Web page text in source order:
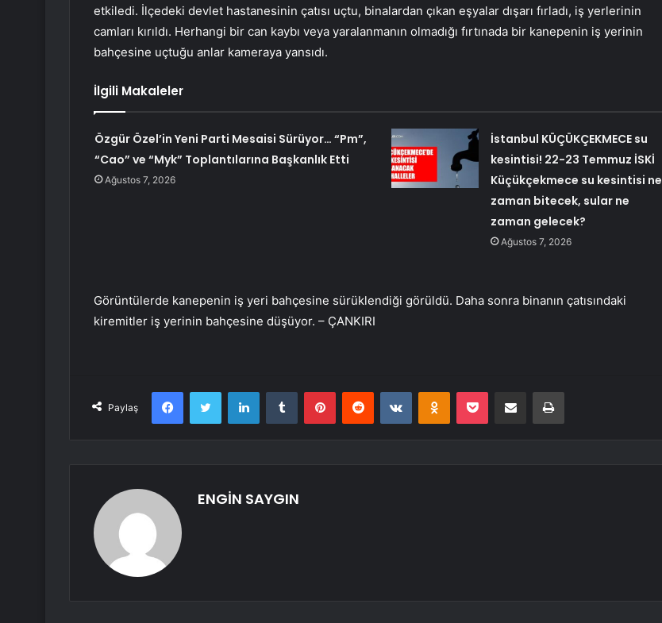
etkiledi. İlçedeki devlet hastanesinin çatısı uçtu, binalardan çıkan eşyalar dışarı fırladı, iş yerlerinin
camları kırıldı. Herhangi bir can kaybı veya yaralanmanın olmadığı fırtınada bir kanepenin iş yerinin
bahçesine uçtuğu anlar kameraya yansıdı.
İlgili Makaleler
Özgür Özel’in Yeni Parti Mesaisi Sürüyor… “Pm”,
“Cao” ve “Myk” Toplantılarına Başkanlık Etti
Ağustos 7, 2026
İstanbul KÜÇÜKÇEKMECE su
kesintisi! 22-23 Temmuz İSKİ
Küçükçekmece su kesintisi ne
zaman bitecek, sular ne
zaman gelecek?
Ağustos 7, 2026
Görüntülerde kanepenin iş yeri bahçesine sürüklendiği görüldü. Daha sonra binanın çatısındaki
kiremitler iş yerinin bahçesine düşüyor. – ÇANKIRI
Paylaş
FacebookTwitter LinkedInTumblr PinterestReddit VKontakteOdnoklassniki
Pocket E-Posta ile paylaş Yazdır
ENGİN SAYGIN